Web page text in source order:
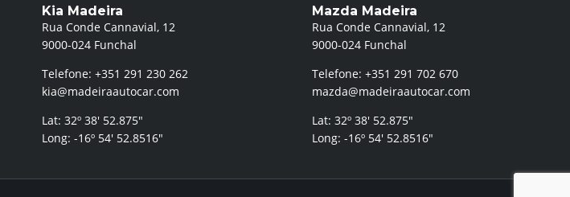
Kia Madeira
Rua Conde Cannavial, 12
9000-024 Funchal
Telefone: +351 291 230 262
kia@madeiraautocar.com
Lat: 32º 38′ 52.875″
Long: -16º 54′ 52.8516″
Mazda Madeira
Rua Conde Cannavial, 12
9000-024 Funchal
Telefone: +351 291 702 670
mazda@madeiraautocar.com
Lat: 32º 38′ 52.875″
Long: -16º 54′ 52.8516″